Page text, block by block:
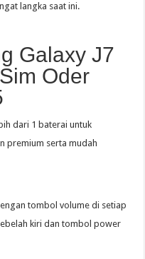
langka saat ini.
Galaxy J7
Oder
dari 1 baterai untuk
premium serta mudah
tombol volume di setiap
kiri dan tombol power